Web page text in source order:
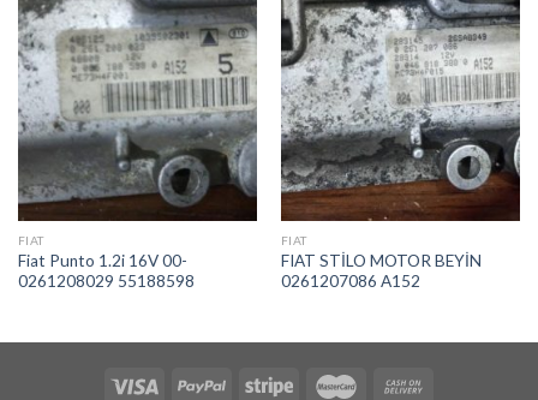
İstek
Listeme
Ekle
FIAT
Fiat Punto 1.2i 16V 00-
0261208029 55188598
İstek
Listeme
Ekle
FIAT
FIAT STİLO MOTOR BEYİN
0261207086 A152